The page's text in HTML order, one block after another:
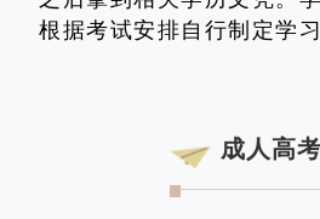
根据考试安排自行制定学习
成人高考